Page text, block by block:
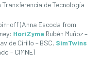
de Tecnología
off (Anna Escoda from
HoriZyme Rubén Muñoz –
Cirillo – BSC, SimTwins
– CIMNE)